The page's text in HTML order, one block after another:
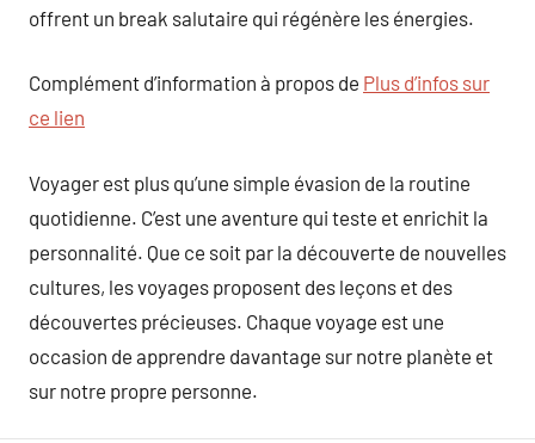
offrent un break salutaire qui régénère les énergies.
Complément d’information à propos de Plus d’infos sur
ce lien
Voyager est plus qu’une simple évasion de la routine
quotidienne. C’est une aventure qui teste et enrichit la
personnalité. Que ce soit par la découverte de nouvelles
cultures, les voyages proposent des leçons et des
découvertes précieuses. Chaque voyage est une
occasion de apprendre davantage sur notre planète et
sur notre propre personne.